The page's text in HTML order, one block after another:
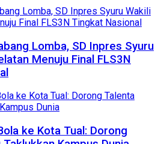
Lomba, SD Inpres Syuru
Menuju Final FLS3N
ke Kota Tual: Dorong